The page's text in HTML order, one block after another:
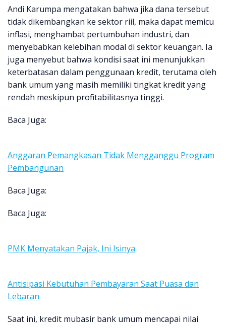
Andi Karumpa mengatakan bahwa jika dana tersebut
tidak dikembangkan ke sektor riil, maka dapat memicu
inflasi, menghambat pertumbuhan industri, dan
menyebabkan kelebihan modal di sektor keuangan. Ia
juga menyebut bahwa kondisi saat ini menunjukkan
keterbatasan dalam penggunaan kredit, terutama oleh
bank umum yang masih memiliki tingkat kredit yang
rendah meskipun profitabilitasnya tinggi.
Baca Juga:
Anggaran Pemangkasan Tidak Mengganggu Program
Pembangunan
Baca Juga:
Baca Juga:
PMK Menyatakan Pajak, Ini Isinya
Antisipasi Kebutuhan Pembayaran Saat Puasa dan
Lebaran
Saat ini, kredit mubasir bank umum mencapai nilai